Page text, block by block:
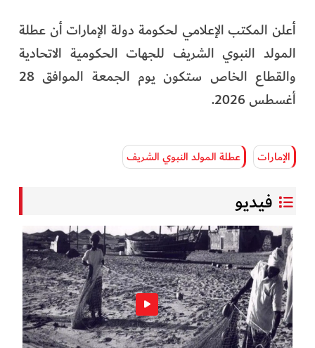
أعلن المكتب الإعلامي لحكومة دولة الإمارات أن عطلة
المولد النبوي الشريف للجهات الحكومية الاتحادية
والقطاع الخاص ستكون يوم الجمعة الموافق 28
أغسطس 2026.
الإمارات عطلة المولد النبوي الشريف
فيديو